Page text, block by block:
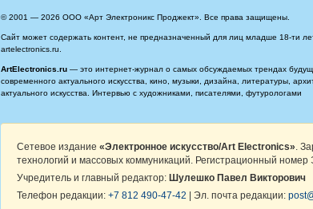
© 2001 — 2026 ООО «Арт Электроникс Проджект». Все права защищены.
Сайт может содержать контент, не предназначенный для лиц младше 18-ти
artelectronics.ru.
ArtElectronics.ru — это интернет-журнал о самых обсуждаемых трендах
современного актуального искусства, кино, музыки, дизайна, литературы,
актуального искусства. Интервью с художниками, писателями, футурологами
Сетевое издание «Электронное искусство/Art Electronics» .
технологий и массовых коммуникаций. Регистрационный
Учредитель и главный редактор: Шулешко Павел Викторович
Телефон редакции: +7 812 490-47-42 | Эл. почта редакции: